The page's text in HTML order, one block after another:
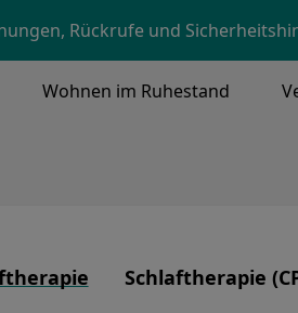
Rückrufe und
Wohnen im Ruhestand
Schlaftherapie